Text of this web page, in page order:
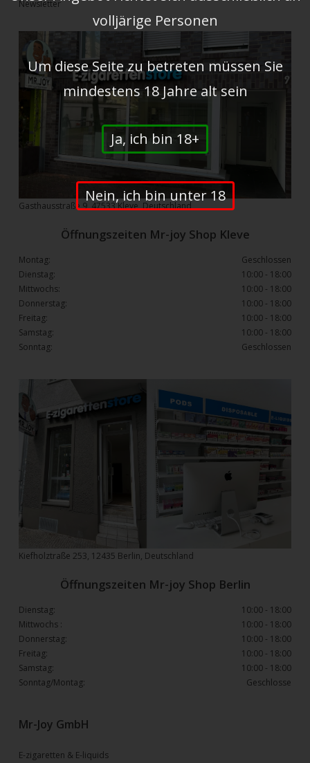
Newsletter
Mr-Joy GmbH
E-zigaretten & E-liquids
Gasthausstraße 9, 47533 Kleve, Deutschland
Kiefholztraße 253, 12435 Berlin, Deutschland
Öffnungszeiten Mr-joy Shop Kleve
Montag:
Geschlossen
Dienstag:
10:00 - 18:00
Mittwochs:
10:00 - 18:00
Donnerstag:
10:00 - 18:00
Freitag:
10:00 - 18:00
Samstag:
10:00 - 18:00
Sonntag:
Geschlossen
Öffnungszeiten Mr-joy Shop Berlin
Dienstag:
10:00 - 18:00
Mittwochs :
10:00 - 18:00
Donnerstag:
10:00 - 18:00
Freitag:
10:00 - 18:00
Samstag:
10:00 - 18:00
Sonntag/Montag:
Geschlosse
volljärige Personen
Um diese Seite zu betreten müssen Sie
mindestens 18 Jahre alt sein
Ja, ich bin 18+
Nein, ich bin unter 18